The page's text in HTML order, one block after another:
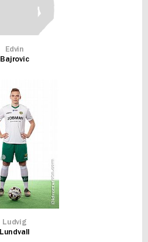
Edvin
Bajrovic
Ludvig
Lundvall